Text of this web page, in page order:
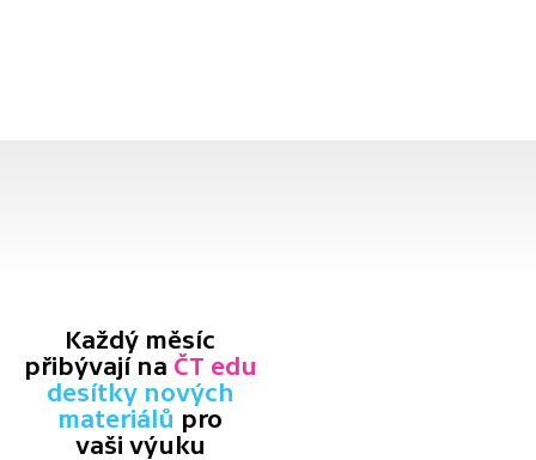
Každý měsíc
přibývají na ČT edu
desítky nových
materiálů pro
vaši výuku